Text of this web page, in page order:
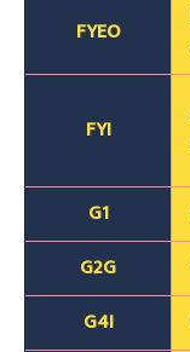
FYEO
FYI
G1
G2G
G4I